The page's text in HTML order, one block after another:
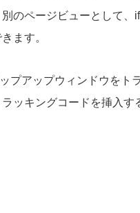
のページビューとして
ます。
プアップウィンドウをト
ッキングコードを挿入す